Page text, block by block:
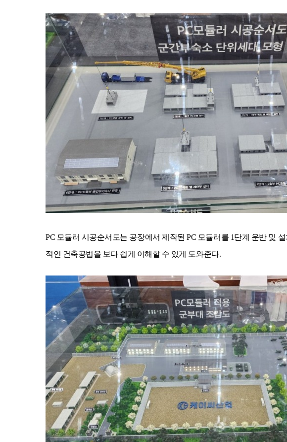
PC 모듈러 시공순서도는 공장에서 제작된 PC 모듈러를 1단계 운반 및
적인 건축공법을 보다 쉽게 이해할 수 있게 도와준다.